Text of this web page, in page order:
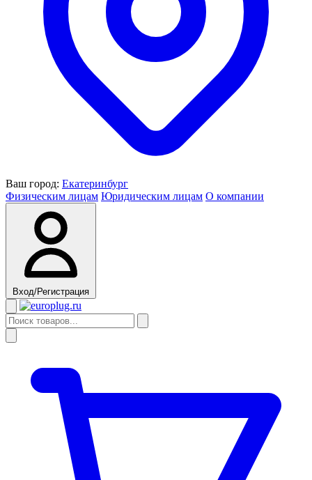
Ваш город: Екатеринбург
Физическим лицам Юридическим лицам О компании
Вход/Регистрация